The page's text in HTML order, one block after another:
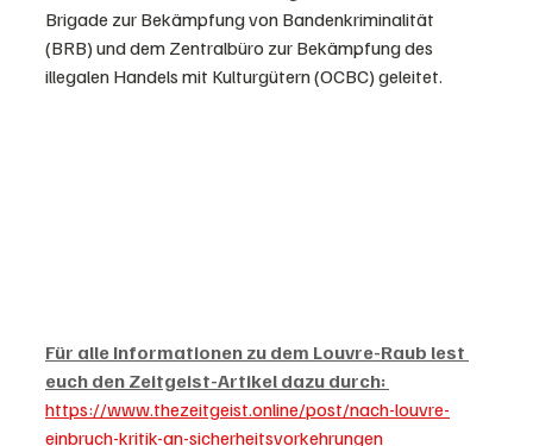
Brigade zur Bekämpfung von Bandenkriminalität
(BRB) und dem Zentralbüro zur Bekämpfung des
illegalen Handels mit Kulturgütern (OCBC) geleitet.
Für alle Informationen zu dem Louvre-Raub lest
euch den Zeitgeist-Artikel dazu durch:
https://www.thezeitgeist.online/post/nach-louvre-
einbruch-kritik-an-sicherheitsvorkehrungen